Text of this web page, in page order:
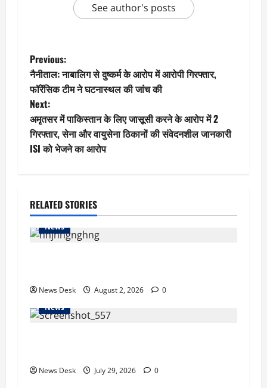
See author's posts
P
o
s
t
v
i
a
t
o
Previous:
नैनीताल: नाबालिग से दुष्कर्म के आरोप में आरोपी गिरफ्तार,
फॉरेंसिक टीम ने घटनास्थल की जांच की
Next:
अमृतसर में पाकिस्तान के लिए जासूसी करने के आरोप में 2
गिरफ्तार, सेना और वायुसेना ठिकानों की संवेदनशील जानकारी
ISI को भेजने का आरोप
RELATED STORIES
News
News Desk August 2, 2026
0
News
News Desk July 29, 2026
0